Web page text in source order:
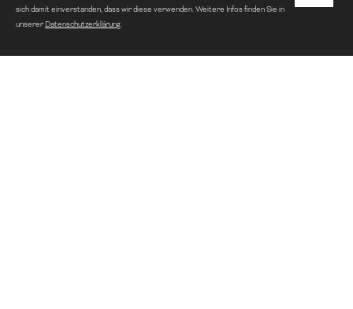
sich damit einverstanden, dass wir diese verwenden. Weitere Infos finden Sie in
unsererDatenschutzerklärung.